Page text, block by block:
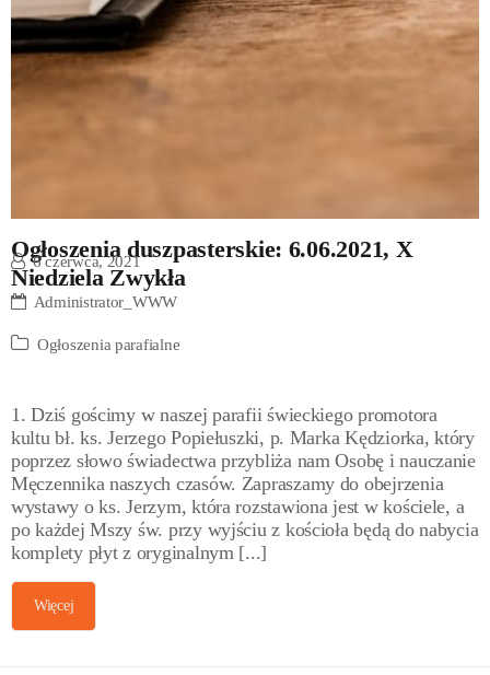
Ogłoszenia duszpasterskie: 6.06.2021, X
Niedziela Zwykła
6 czerwca, 2021
Administrator_WWW
Ogłoszenia parafialne
1. Dziś gościmy w naszej parafii świeckiego promotora
kultu bł. ks. Jerzego Popiełuszki, p. Marka Kędziorka, który
poprzez słowo świadectwa przybliża nam Osobę i nauczanie
Męczennika naszych czasów. Zapraszamy do obejrzenia
wystawy o ks. Jerzym, która rozstawiona jest w kościele, a
po każdej Mszy św. przy wyjściu z kościoła będą do nabycia
komplety płyt z oryginalnym [...]
Więcej